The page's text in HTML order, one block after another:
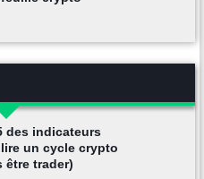
des indicateurs
un cycle crypto
être trader)